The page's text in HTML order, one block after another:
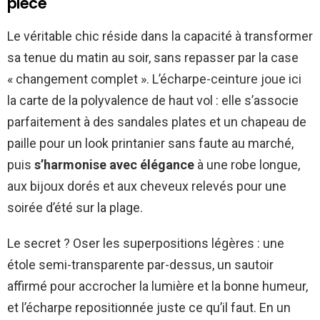
Le véritable chic réside dans la capacité à transformer
sa tenue du matin au soir, sans repasser par la case
« changement complet ». L’écharpe-ceinture joue ici
la carte de la polyvalence de haut vol : elle s’associe
parfaitement à des sandales plates et un chapeau de
paille pour un look printanier sans faute au marché,
puis s’harmonise avec élégance à une robe longue,
aux bijoux dorés et aux cheveux relevés pour une
soirée d’été sur la plage.
Le secret ? Oser les superpositions légères : une
étole semi-transparente par-dessus, un sautoir
affirmé pour accrocher la lumière et la bonne humeur,
et l’écharpe repositionnée juste ce qu’il faut. En un